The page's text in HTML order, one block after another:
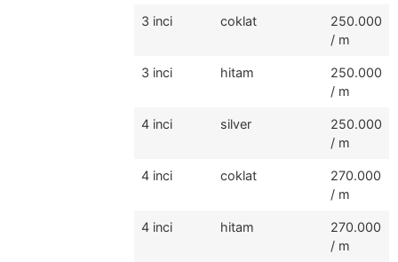
3 inci coklat
250.000
/ m
3 inci hitam
250.000
/ m
4 inci silver
250.000
/ m
4 inci coklat
270.000
/ m
4 inci hitam
270.000
/ m